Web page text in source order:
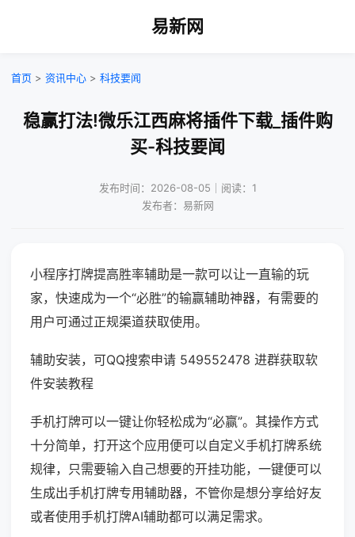
易新网
首页 > 资讯中心 > 科技要闻
稳赢打法!微乐江西麻将插件下载_插件购
买-科技要闻
发布时间：2026-08-05｜阅读：1
发布者：易新网
小程序打牌提高胜率辅助是一款可以让一直输的玩
家，快速成为一个“必胜”的输赢辅助神器，有需要的
用户可通过正规渠道获取使用。
辅助安装，可QQ搜索申请 549552478 进群获取软
件安装教程
手机打牌可以一键让你轻松成为“必赢”。其操作方式
十分简单，打开这个应用便可以自定义手机打牌系统
规律，只需要输入自己想要的开挂功能，一键便可以
生成出手机打牌专用辅助器，不管你是想分享给好友
或者使用手机打牌AI辅助都可以满足需求。